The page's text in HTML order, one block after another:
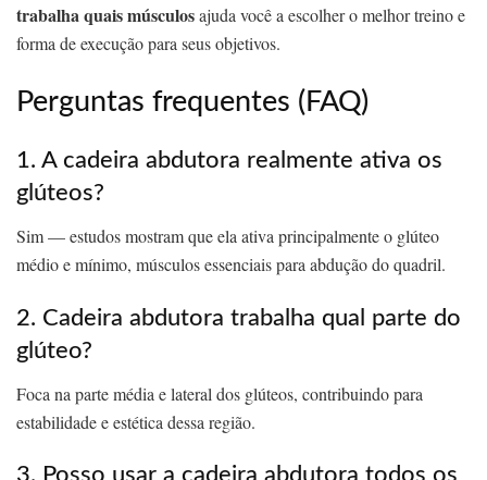
trabalha quais músculosajuda você a escolher o melhor treino e
forma de execução para seus objetivos.
Perguntas frequentes (FAQ)
1. A cadeira abdutora realmente ativa os
glúteos?
Sim — estudos mostram que ela ativa principalmente o glúteo
médio e mínimo, músculos essenciais para abdução do quadril.
2. Cadeira abdutora trabalha qual parte do
glúteo?
Foca na parte média e lateral dos glúteos, contribuindo para
estabilidade e estética dessa região.
3. Posso usar a cadeira abdutora todos os